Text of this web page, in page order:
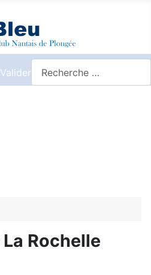
Valider
Rochelle